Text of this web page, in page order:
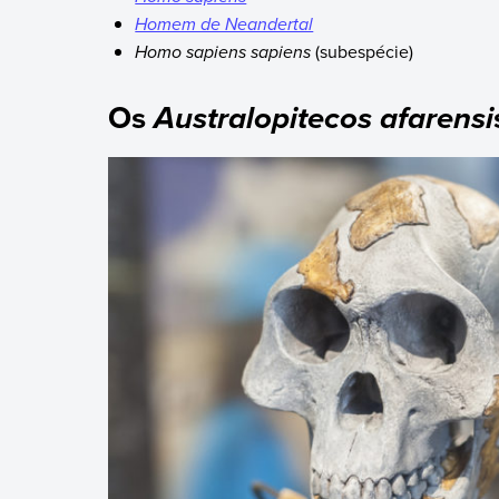
Homem de Neandertal
Homo sapiens sapiens(subespécie)
OsAustralopitecos afarensi